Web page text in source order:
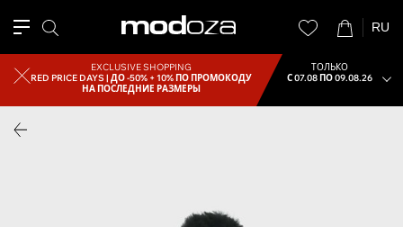
RU
EXCLUSIVE SHOPPING
RED PRICE DAYS |ДО -50% + 10% ПО ПРОМОКОДУ
НА ПОСЛЕДНИЕ РАЗМЕРЫ
ТОЛЬКО
С 07.08 ПО 09.08.26